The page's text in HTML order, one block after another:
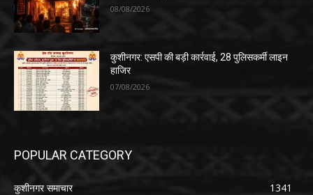
08/08/2026
कुशीनगर: एसपी की बड़ी कार्रवाई, 28 पुलिसकर्मी लाइन
हाजिर
07/08/2026
POPULAR CATEGORY
कुशीनगर समाचार
1341